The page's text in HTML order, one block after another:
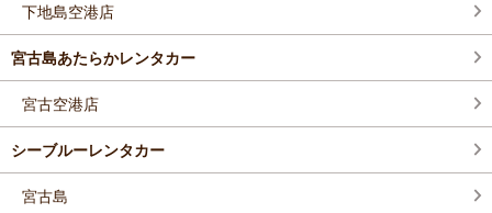
下地島空港店
宮古島あたらかレンタカー
宮古空港店
シーブルーレンタカー
宮古島